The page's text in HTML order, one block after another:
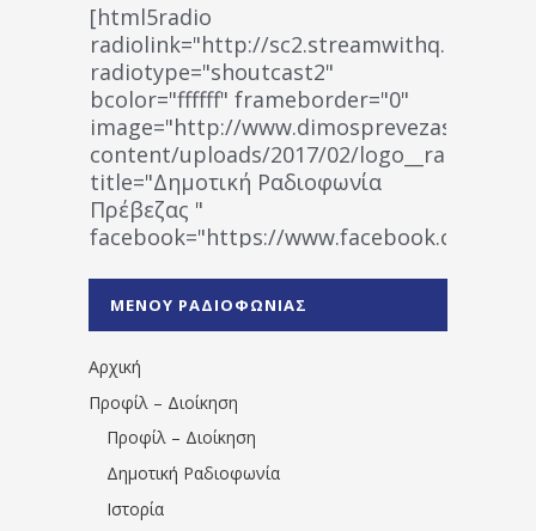
[html5radio
radiolink="http://
radiotype="shoutcast2"
bcolor="ffffff" frameborder="0"
image="http://www.dimosprevezas.gr/wp-
content/uploads/2017/02/
title="Δημοτική Ραδιοφωνία
Πρέβεζας "
facebook="https://www.facebook.com/
1531194763766854/" artist="" ]
ΜΕΝΟΥ ΡΑΔΙΟΦΩΝΙΑΣ
Αρχική
Προφίλ – Διοίκηση
Προφίλ – Διοίκηση
Δημοτική Ραδιοφωνία
Ιστορία